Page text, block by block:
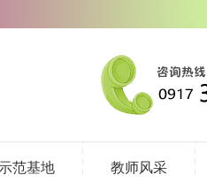
范基地 教师风采